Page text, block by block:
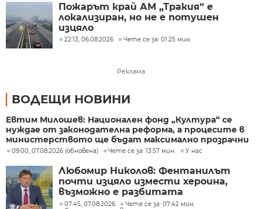
Пожарът край АМ „Тракия“ е
локализиран, но не е потушен
изцяло
22:13, 06.08.2026 Чете се за: 01:25 мин.
Реклама
ВОДЕЩИ НОВИНИ
Евтим Милошев: Национален фонд „Култура“ се
нуждае от законодателна реформа, а процесите в
министерството ще бъдат максимално прозрачни
09:00, 07.08.2026 (обновена) Чете се за: 13:57 мин. У нас
Любомир Николов: Фентанилът
почти изцяло измести хероина,
възможно е разбитата
лаборатория да е единствената у
07:45, 07.08.2026
Чете се за: 07:42 мин.